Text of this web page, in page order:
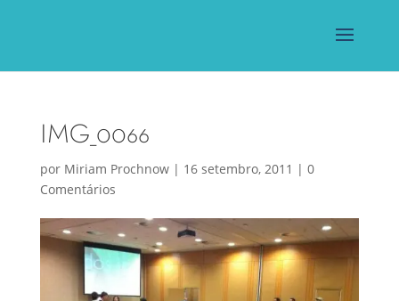
IMG_0066
por Miriam Prochnow| 16 setembro, 2011 | 0
Comentários